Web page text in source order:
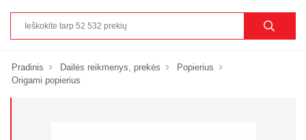
Pradinis Dailės reikmenys, prekės
Popierius
Origami popierius